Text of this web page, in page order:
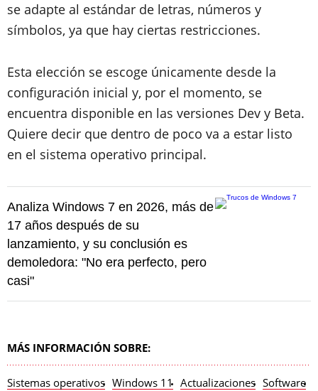
se adapte al estándar de letras, números y
símbolos, ya que hay ciertas restricciones.
Esta elección se escoge únicamente desde la
configuración inicial y, por el momento, se
encuentra disponible en las versiones Dev y Beta.
Quiere decir que dentro de poco va a estar listo
en el sistema operativo principal.
Analiza Windows 7 en 2026, más de
17 años después de su
lanzamiento, y su conclusión es
demoledora: "No era perfecto, pero
casi"
MÁS INFORMACIÓN SOBRE:
Sistemas operativos Windows 11 Actualizaciones Software